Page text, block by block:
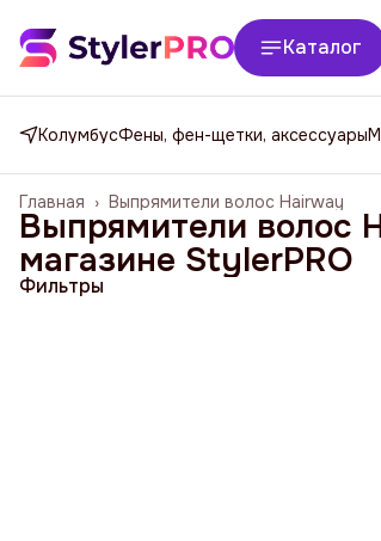
Каталог
КолумбусФены, фен-щетки, аксессуары
Выпрямители волос Hairway
Главная ›
Выпрямители волос
магазине StylerPRO
Фильтры